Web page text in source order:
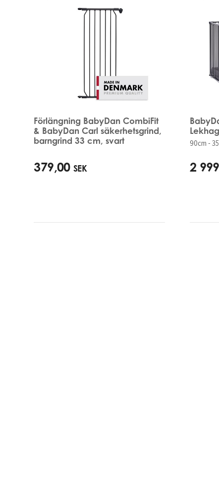
Förlängning BabyDan CombiFit
& BabyDan Carl säkerhetsgrind,
barngrind 33 cm, svart
379,00 SEK
90cm -
2